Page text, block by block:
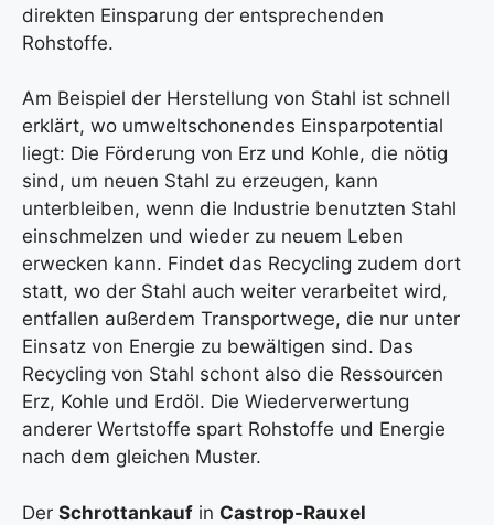
direkten Einsparung der entsprechenden
Rohstoffe.
Am Beispiel der Herstellung von Stahl ist schnell
erklärt, wo umweltschonendes Einsparpotential
liegt: Die Förderung von Erz und Kohle, die nötig
sind, um neuen Stahl zu erzeugen, kann
unterbleiben, wenn die Industrie benutzten Stahl
einschmelzen und wieder zu neuem Leben
erwecken kann. Findet das Recycling zudem dort
statt, wo der Stahl auch weiter verarbeitet wird,
entfallen außerdem Transportwege, die nur unter
Einsatz von Energie zu bewältigen sind. Das
Recycling von Stahl schont also die Ressourcen
Erz, Kohle und Erdöl. Die Wiederverwertung
anderer Wertstoffe spart Rohstoffe und Energie
nach dem gleichen Muster.
Der Schrottankauf in Castrop-Rauxel